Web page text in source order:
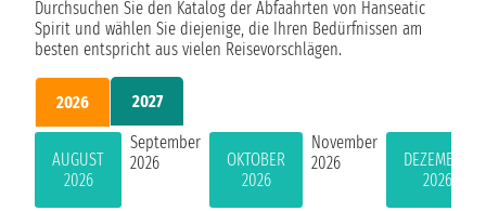
Durchsuchen Sie den Katalog der Abfaahrten von Hanseatic
Spirit und wählen Sie diejenige, die Ihren Bedürfnissen am
besten entspricht aus vielen Reisevorschlägen.
2026 2027
AUGUST
2026
September
2026
OKTOBER
2026
November
2026
DEZEMBER
2026